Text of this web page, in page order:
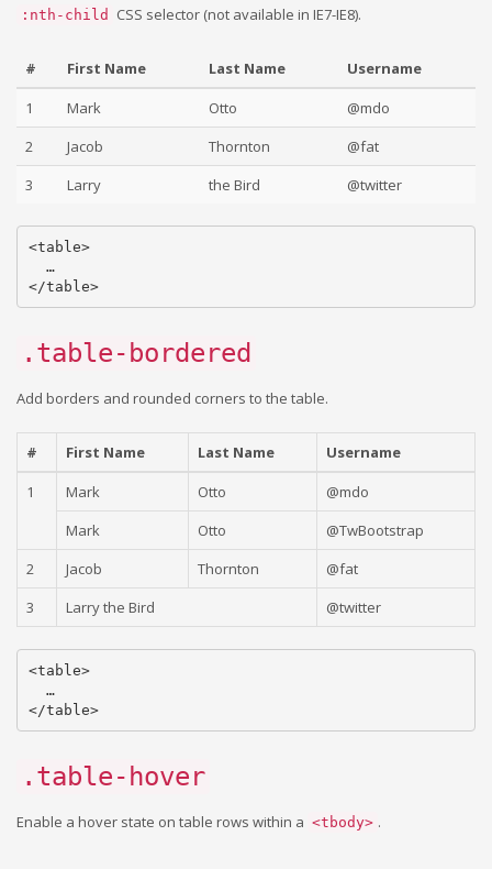
:nth-child CSS selector (not available in IE7-IE8).
# First Name Last Name
Username
1
Mark Otto
@mdo
2
Jacob Thornton
@fat
3
Larry the Bird @twitter
<table>
  …
</table>
.table-bordered
Add borders and rounded corners to the table.
# First Name Last Name
Username
1
Mark Otto
@mdo
Mark
Otto
@TwBootstrap
2
Jacob Thornton
@fat
3
Larry the Bird @twitter
<table>
  …
</table>
.table-hover
Enable a hover state on table rows within a <tbody> .